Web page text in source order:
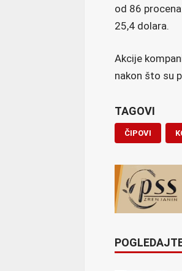
od 86
25,4 dolara.
Akcije
nakon što su
TAGOVI
ČIPOVI